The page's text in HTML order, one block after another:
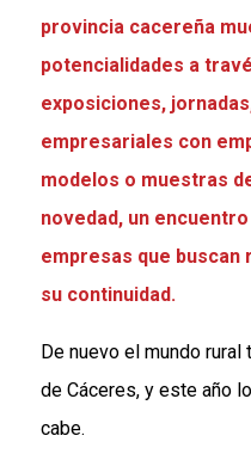
provincia cacereña
potencialidades a
exposiciones,
empresariales con
modelos o muestras
novedad, un
empresas que
su continuidad.
De nuevo el mundo rural
de Cáceres, y este año
cabe.